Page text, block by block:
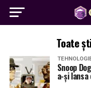
Toate
Snoop
a-și lansa